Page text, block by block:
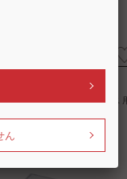
用品
のシェードを有したゼニス
ん